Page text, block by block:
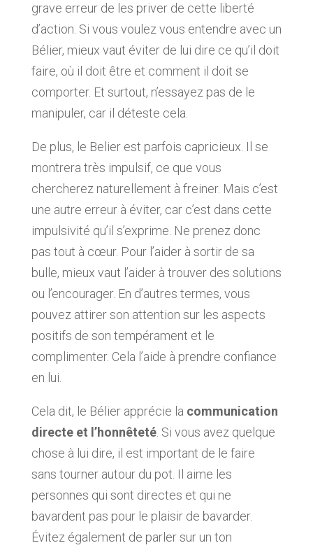
grave erreur de les priver de cette liberté
d’action. Si vous voulez vous entendre avec un
Bélier, mieux vaut éviter de lui dire ce qu’il doit
faire, où il doit être et comment il doit se
comporter. Et surtout, n’essayez pas de le
manipuler, car il déteste cela.
De plus, le Belier est parfois capricieux. Il se
montrera très impulsif, ce que vous
chercherez naturellement à freiner. Mais c’est
une autre erreur à éviter, car c’est dans cette
impulsivité qu’il s’exprime. Ne prenez donc
pas tout à cœur. Pour l’aider à sortir de sa
bulle, mieux vaut l’aider à trouver des solutions
ou l’encourager. En d’autres termes, vous
pouvez attirer son attention sur les aspects
positifs de son tempérament et le
complimenter. Cela l’aide à prendre confiance
en lui.
Cela dit, le Bélier apprécie la communication
directe et l’honnêteté. Si vous avez quelque
chose à lui dire, il est important de le faire
sans tourner autour du pot. Il aime les
personnes qui sont directes et qui ne
bavardent pas pour le plaisir de bavarder.
Évitez également de parler sur un ton